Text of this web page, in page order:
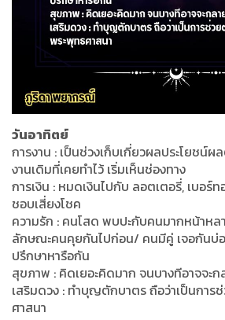
วันอาทิตย์
การงาน : เป็นช่วงเก็บเกี่ยวผลประโยชน์
งานเดิมที่เคยทำไว้ เริ่มเห็นช่องทาง
การเงิน : หมดเงินไปกับ ลอตเตอรี่, เบอร์
ชอบเสี่ยงโชค
ความรัก : คนโสด พบปะกับคนมากหน้าห
ลักษณะคนคุยกันไปก่อน/ คนมีคู่ เจอกันบ่อ
ปรึกษาหารือกัน
สุขภาพ : คิดเยอะคิดมาก จนบางทีอาจจะก
เสริมดวง : ทำบุญตักบาตร ถือว่าเป็นการ
ศาสนา